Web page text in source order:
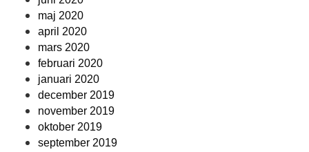
maj 2020
april 2020
mars 2020
februari 2020
januari 2020
december 2019
november 2019
oktober 2019
september 2019